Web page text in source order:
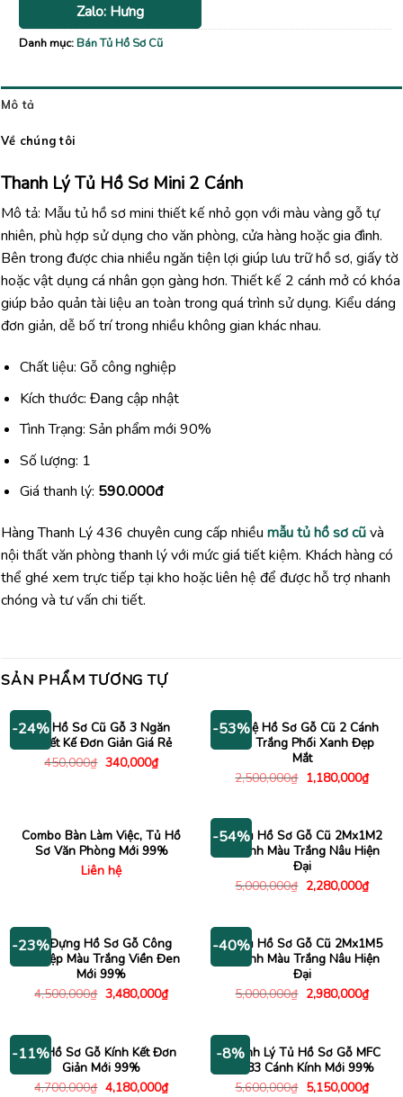
Zalo: Hưng
Danh mục:Bán Tủ Hồ Sơ Cũ
Mô tả
Về chúng tôi
Thanh Lý Tủ Hồ Sơ Mini 2 Cánh
Mô tả: Mẫu tủ hồ sơ mini thiết kế nhỏ gọn với màu vàng gỗ tự
nhiên, phù hợp sử dụng cho văn phòng, cửa hàng hoặc gia đình.
Bên trong được chia nhiều ngăn tiện lợi giúp lưu trữ hồ sơ, giấy tờ
hoặc vật dụng cá nhân gọn gàng hơn. Thiết kế 2 cánh mở có khóa
giúp bảo quản tài liệu an toàn trong quá trình sử dụng. Kiểu dáng
đơn giản, dễ bố trí trong nhiều không gian khác nhau.
Chất liệu: Gỗ công nghiệp
Kích thước: Đang cập nhật
Tình Trạng: Sản phẩm mới 90%
Số lượng: 1
Giá thanh lý: 590.000đ
Hàng Thanh Lý 436 chuyên cung cấp nhiều mẫu tủ hồ sơ cũvà
nội thất văn phòng thanh lý với mức giá tiết kiệm. Khách hàng có
thể ghé xem trực tiếp tại kho hoặc liên hệ để được hỗ trợ nhanh
chóng và tư vấn chi tiết.
SẢN PHẨM TƯƠNG TỰ
-24%Tủ Hồ Sơ Cũ Gỗ 3 Ngăn
Thiết Kế Đơn Giản Giá Rẻ
450,000₫ Giá
340,000₫Giá
hiện
-53%
Tủ Kệ Hồ Sơ Gỗ Cũ 2 Cánh
Màu Trắng Phối Xanh Đẹp
Mắt
2,500,000₫ Giá
gốc
1,180,000₫Giá
hiện
Combo Bàn Làm Việc, Tủ Hồ
Sơ Văn Phòng Mới 99%
Liên hệ
-54%
Kệ Tủ Hồ Sơ Gỗ Cũ 2Mx1M2
3 Cánh Màu Trắng Nâu Hiện
Đại
5,000,000₫ Giá
gốc
2,280,000₫Giá
hiện
-23%Tủ Đựng Hồ Sơ Gỗ Công
Nghiệp Màu Trắng Viền Đen
Mới 99%
4,500,000₫ Giá
gốc
3,480,000₫Giá
hiện
3,480,000₫.
-40%
Kệ Tủ Hồ Sơ Gỗ Cũ 2Mx1M5
2 Cánh Màu Trắng Nâu Hiện
Đại
5,000,000₫ Giá
gốc
2,980,000₫Giá
hiện
-11%
Tủ Hồ Sơ Gỗ Kính Kết Đơn
Giản Mới 99%
4,700,000₫ Giá
4,180,000₫Giá
-8%
Thanh Lý Tủ Hồ Sơ Gỗ MFC
1m83 Cánh Kính Mới 99%
5,600,000₫ Giá
5,150,000₫Giá